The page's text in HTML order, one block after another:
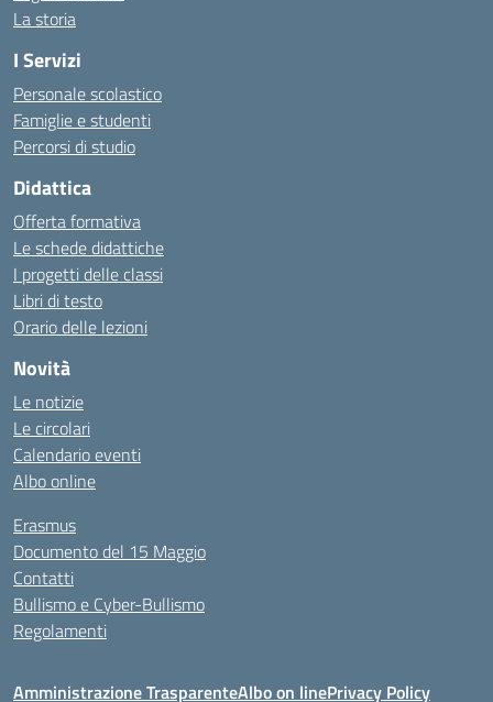
La storia
I Servizi
Personale scolastico
Famiglie e studenti
Percorsi di studio
Didattica
Offerta formativa
Le schede didattiche
I progetti delle classi
Libri di testo
Orario delle lezioni
Novità
Le notizie
Le circolari
Calendario eventi
Albo online
Erasmus
Documento del 15 Maggio
Contatti
Bullismo e Cyber-Bullismo
Regolamenti
Amministrazione TrasparenteAlbo on linePrivacy Policy